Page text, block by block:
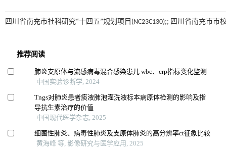
四川省南充市社科研究“十四五”规划项目(NC23C130);; 四川省南充市市